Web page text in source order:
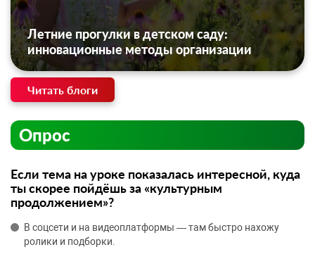
Летние прогулки в детском саду:
инновационные методы организации
Читать блоги
Опрос
Если тема на уроке показалась интересной, куда
ты скорее пойдёшь за «культурным
продолжением»?
В соцсети и на видеоплатформы — там быстро нахожу
ролики и подборки.